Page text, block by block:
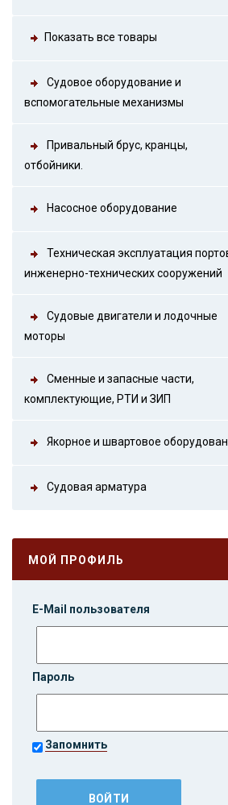
Показать все товары
Судовое оборудование и
вспомогательные механизмы
Привальный брус, кранцы,
отбойники.
Насосное оборудование
Техническая эксплуатация
инженерно-технических сооружений
Судовые двигатели и лодочные
моторы
Сменные и запасные части,
комплектующие, РТИ и ЗИП
Якорное и швартовое
Судовая арматура
МОЙ ПРОФИЛЬ
E-Mail пользователя
Пароль
Запомнить